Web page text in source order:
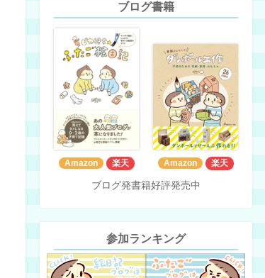
ブログ書籍
Amazon 楽天 Amazon 楽天
ブログ発書籍好評発売中
参加ランキング